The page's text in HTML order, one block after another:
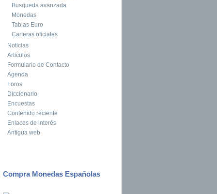
Busqueda avanzada
Monedas
Tablas Euro
Carteras oficiales
Noticias
Articulos
Formulario de Contacto
Agenda
Foros
Diccionario
Encuestas
Contenido reciente
Enlaces de interés
Antigua web
Compra Monedas Españolas